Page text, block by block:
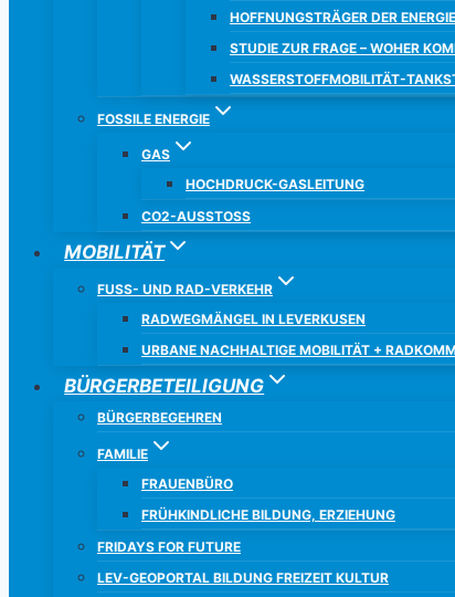
HOFFNUNGSTRÄGER DER
STUDIE ZUR FRAGE – WOHER
WASSERSTOFFMOBILITÄT-
FOSSILE ENERGIE
GAS
HOCHDRUCK-GASLEITUNG
CO2-AUSSTOSS
MOBILITÄT
FUSS- UND RAD-VERKEHR
RADWEGMÄNGEL IN LEVERKUSEN
URBANE NACHHALTIGE MOBILITÄT +
BÜRGERBETEILIGUNG
BÜRGERBEGEHREN
FAMILIE
FRAUENBÜRO
FRÜHKINDLICHE BILDUNG, ERZIEHUNG
FRIDAYS FOR FUTURE
LEV-GEOPORTAL BILDUNG FREIZEIT KULTUR